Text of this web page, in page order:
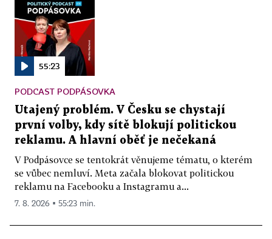
55:23
PODCAST PODPÁSOVKA
Utajený problém. V Česku se chystají
první volby, kdy sítě blokují politickou
reklamu. A hlavní oběť je nečekaná
V Podpásovce se tentokrát věnujeme tématu, o kterém
se vůbec nemluví. Meta začala blokovat politickou
reklamu na Facebooku a Instagramu a...
7. 8. 2026 ▪ 55:23 min.